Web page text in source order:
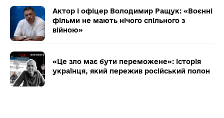
Актор і офіцер Володимир Ращук: «Воєнні
фільми не мають нічого спільного з
війною»
«Це зло має бути переможене»: історія
українця, який пережив російський полон